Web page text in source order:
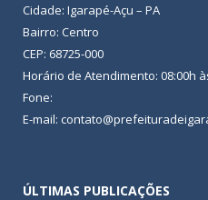
Cidade: Igarapé-Açu – PA
Bairro: Centro
CEP: 68725-000
Horário de Atendimento: 08:00h
Fone:
E-mail:
ÚLTIMAS PUBLICAÇÕES